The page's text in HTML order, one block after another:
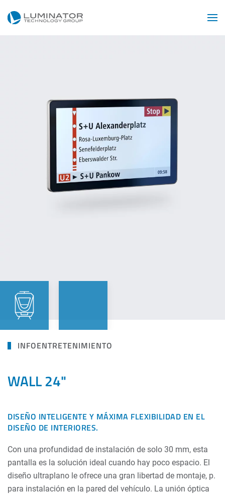
Skip to main content
INFOENTRETENIMIENTO
WALL 24"
DISEÑO INTELIGENTE Y MÁXIMA FLEXIBILIDAD EN EL
DISEÑO DE INTERIORES.
Con una profundidad de instalación de solo 30 mm, esta
pantalla es la solución ideal cuando hay poco espacio. El
diseño ultraplano le ofrece una gran libertad de montaje, p.
para instalación en la pared del vehículo. La unión óptica